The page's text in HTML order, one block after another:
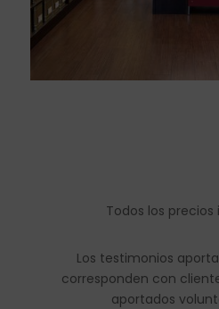
Todos los precios
Los testimonios
corresponden con
aportados